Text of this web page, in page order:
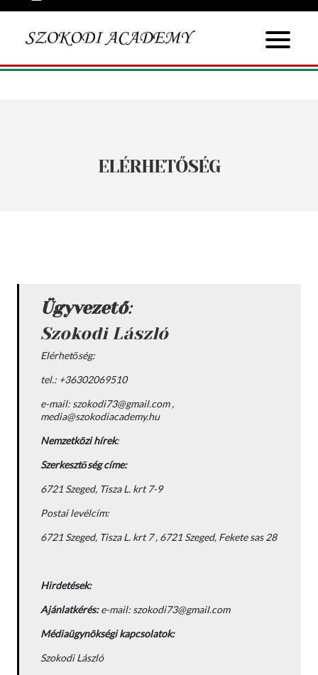
ELÉRHETŐSÉG
Ügyvezető:
Szokodi László
Elérhetőség:
tel.: +36302069510
e-mail: szokodi73@gmail.com ,
media@szokodiacademy.hu
Nemzetközi hírek:
Szerkesztőség címe:
6721 Szeged, Tisza L. krt 7-9
Postai levélcím:
6721 Szeged, Tisza L. krt 7 , 6721 Szeged, Fekete sas 28
Hirdetések:
Ajánlatkérés:e-mail: szokodi73@gmail.com
Médiaügynökségi kapcsolatok:
Szokodi László